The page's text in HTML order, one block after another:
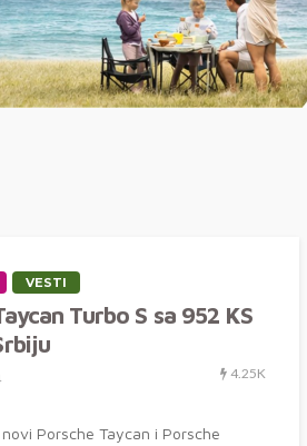
VESTI
Turbo S sa 952 KS
4.25K
Porsche Taycan i Porsche